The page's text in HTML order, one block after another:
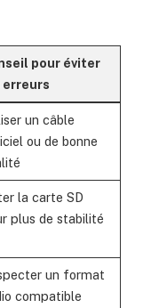
pour éviter
erreurs
un câble
ou de bonne
la carte SD
plus de stabilité
un format
compatible